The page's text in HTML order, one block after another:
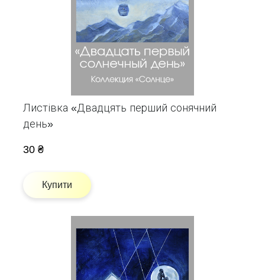
Листівка «Двадцять перший сонячний
день»
30 ₴
Купити